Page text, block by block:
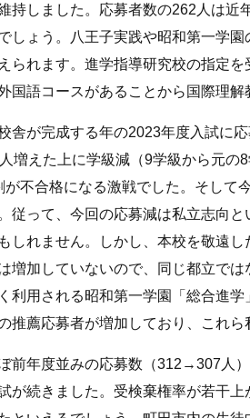
持しました。応募者数の262人は
しょう。八王子実践や昭和第一学
られます。進学指導研究校の指定
国語コースがあることから国際理解
舎が完成する年の2023年度入試に
増えた上に学級減（9学級から元
が不合格になる激戦でした。そして
従って、今回の応募減は私立志向
しれません。しかし、本校を敬遠
増加していないので、同じ都立で
利用される昭和第一学園「総合進
推薦応募者が増加しており、これら
前年度並みの応募数（312→307人
が続きました。受検棄権率が若干